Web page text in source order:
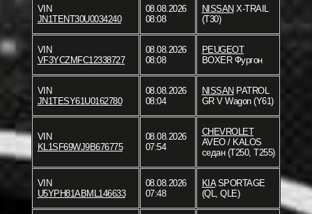
VIN
JN1TENT30U0034240
08.08.2026
08:08
NISSAN X-TRAIL
(T30)
VIN
VF3YCZMFC12338727
08.08.2026
08:08
PEUGEOT
BOXER Фургон
VIN
JN1TESY61U0162780
08.08.2026
08:04
NISSAN PATROL
GR V Wagon (Y61)
VIN
KL1SF69WJ9B676775
08.08.2026
07:54
CHEVROLET
AVEO / KALOS
седан (T250, T255)
VIN
U5YPH81ABML146633
08.08.2026
07:48
KIASPORTAGE
(QL, QLE)